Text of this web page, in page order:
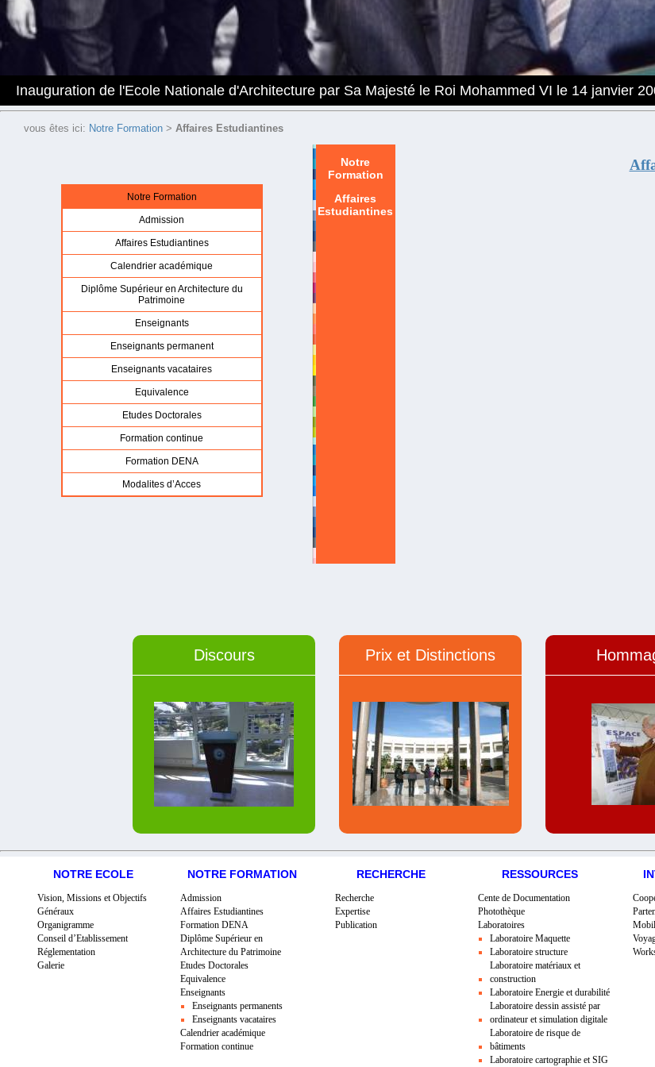
Inauguration de l'Ecole Nationale d'Architecture par Sa Majesté le Roi Mohammed VI le 14 janvier
vous êtes ici: Notre Formation > Affaires Estudiantines
Notre Formation
Admission
Affaires Estudiantines
Calendrier académique
Diplôme Supérieur en Architecture du
Patrimoine
Enseignants
Enseignants permanent
Enseignants vacataires
Equivalence
Etudes Doctorales
Formation continue
Formation DENA
Modalites d’Acces
Notre
Formation
Affaires
Estudiantines
Discours Prix et Distinctions
NOTRE ECOLE
Vision, Missions et Objectifs
Généraux
Organigramme
Conseil d’Etablissement
Réglementation
Galerie
NOTRE FORMATION
Admission
Affaires Estudiantines
Formation DENA
Diplôme Supérieur en
Architecture du Patrimoine
Etudes Doctorales
Equivalence
Enseignants
Enseignants permanents
Enseignants vacataires
Calendrier académique
Formation continue
RECHERCHE
Recherche
Expertise
Publication
RESSOURCES
Cente de Documentation
Photothèque
Laboratoires
Laboratoire Maquette
Laboratoire structure
Laboratoire matériaux et
construction
Laboratoire Energie et durabilité
Laboratoire dessin assisté par
ordinateur et simulation digitale
Laboratoire de risque de
bâtiments
Laboratoire cartographie et SIG